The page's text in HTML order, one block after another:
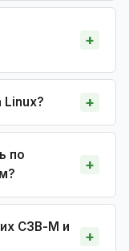
Linux?
по
СЗВ-М и